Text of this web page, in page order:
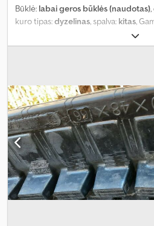
Būklė: labai geros būklės (naudotas),
kuro tipas:dyzelinas, spalva: kitas,
oro